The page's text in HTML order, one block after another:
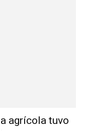
agrícola tuvo